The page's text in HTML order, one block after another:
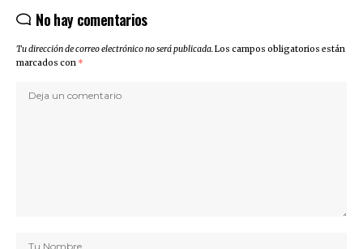
No hay comentarios
Tu dirección de correo electrónico no será publicada.Los campos obligatorios están
marcados con *